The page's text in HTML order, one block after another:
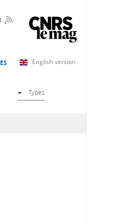
RSS
English version
Types